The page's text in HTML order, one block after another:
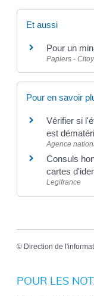
Et aussi
Pour un
Papiers -
Pour en savoir
Vérifier si
est
Agence
Consuls
cartes
Legifrance
© Direction de
POUR LES